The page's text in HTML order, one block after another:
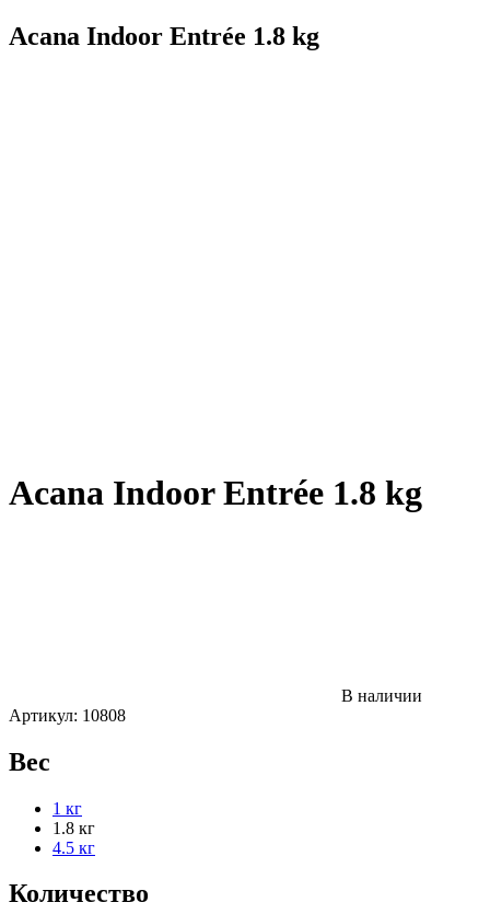
Acana Indoor Entrée 1.8 kg
Acana Indoor Entrée 1.8 kg
В наличии
Артикул: 10808
Вес
1 кг
1.8 кг
4.5 кг
Количество